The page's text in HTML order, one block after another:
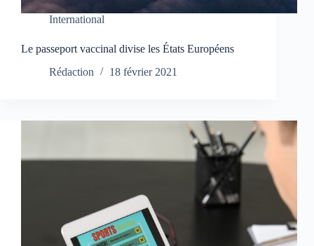
International
Le passeport vaccinal divise les États Européens
Rédaction
18 février 2021